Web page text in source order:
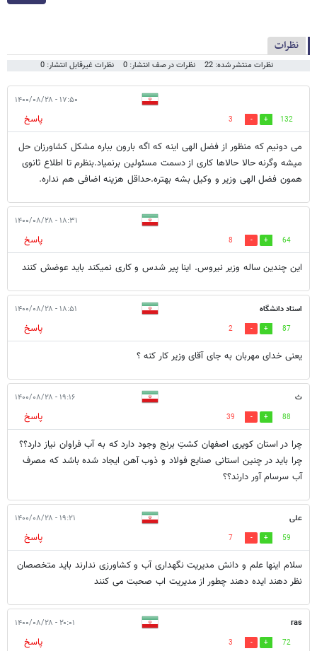
نظرات
نظرات منتشر شده: 22 نظرات در صف انتشار: 0 نظرات غیرقابل انتشار: 0
۱۷:۵۰ - ۱۴۰۰/۰۸/۲۸
132
3
پاسخ
می دونیم که منظور از فضل الهی اینه که اگه بارون بباره مشکل کشاورزان حل
میشه وگرنه حالا حالاها کاری از دسمت مسئولین برنمیاد.بنظرم تا اطلاع ثانوی
همون فضل الهی وزیر و وکیل بشه بهتره.حداقل هزینه اضافی هم نداره.
۱۸:۳۱ - ۱۴۰۰/۰۸/۲۸
64
8
پاسخ
این چندین ساله وزیر نیروس. اینا پیر شدس و کاری نمیکند باید عوضش کنند
استاد دانشگاه ۱۸:۵۱ - ۱۴۰۰/۰۸/۲۸
87
2
پاسخ
یعنی خدای مهربان به جای آقای وزیر کار کنه ؟
ث ۱۹:۱۶ - ۱۴۰۰/۰۸/۲۸
88
39
پاسخ
چرا در استان کویری اصفهان کشتِ برنج وجود دارد که به آب فراوان نیاز دارد؟؟
چرا باید در چنین استانی صنایع فولاد و ذوب آهن ایجاد شده باشد که مصرف
آب سرسام آور دارند؟؟
علی ۱۹:۲۱ - ۱۴۰۰/۰۸/۲۸
59
7
پاسخ
سلام اینها علم و دانش مدیریت نگهداری آب و کشاورزی ندارند باید متخصصان
نظر دهند ایده دهند چطور از مدیریت اب صحبت می کنند
ras ۲۰:۰۱ - ۱۴۰۰/۰۸/۲۸
72
3 پاسخ